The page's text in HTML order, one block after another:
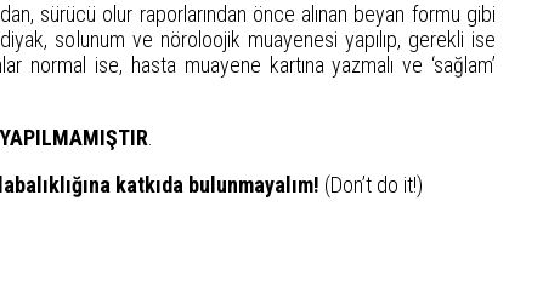
sürücü olur raporlarından önce alınan beyan formu gibi
solunum ve nöroloojik muayenesi yapılıp, gerekli ise
normal ise, hasta muayene kartına yazmalı ve ‘sağlam’
katkıda bulunmayalım! (Don’t do it!)